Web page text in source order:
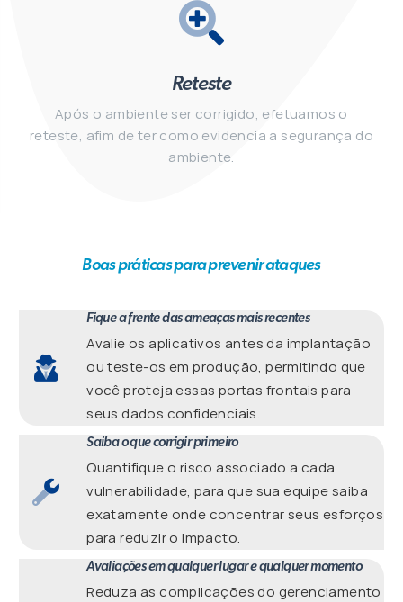
Reteste
Após o ambiente ser corrigido, efetuamos o
reteste, afim de ter como evidencia a segurança do
ambiente.
Boas práticas para prevenir ataques
Fique a frente das ameaças mais recentes
Avalie os aplicativos antes da implantação
ou teste-os em produção, permitindo que
você proteja essas portas frontais para
seus dados confidenciais.
Saiba o que corrigir primeiro
Quantifique o risco associado a cada
vulnerabilidade, para que sua equipe saiba
exatamente onde concentrar seus esforços
para reduzir o impacto.
Avaliações em qualquer lugar e qualquer momento
Reduza as complicações do gerenciamento